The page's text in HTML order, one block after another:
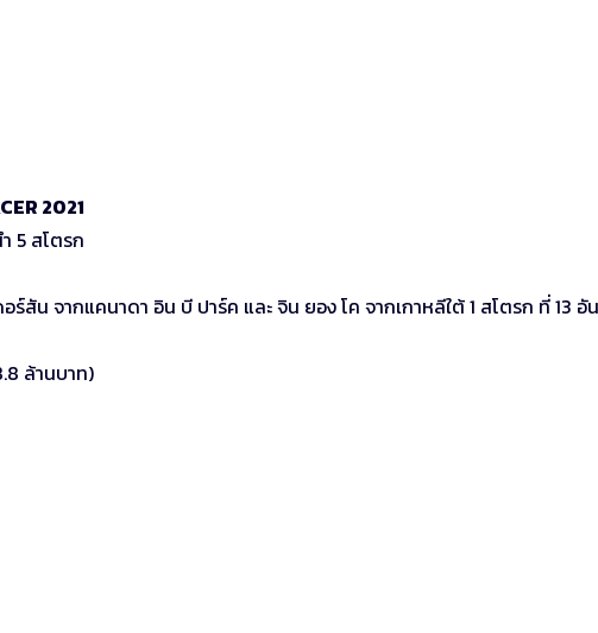
2021
5 สโตรก
ร์สัน จากแคนาดา อิน บี ปาร์ค และ จิน ยอง โค จากเกาหลีใต้ 1 สโตรก ที่ 13 อั
ล้านบาท)